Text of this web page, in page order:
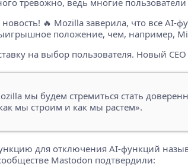
🔥 Mozilla заверила, что все AI-
положение, чем, например,
на выбор пользователя. Новый CEO
мы будем стремиться стать
мы строим и как мы растем».
для отключения AI-функций
Mastodon подтвердили: